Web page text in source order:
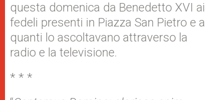
questa domenica da Benedetto XVI ai
fedeli presenti in Piazza San Pietro e a
quanti lo ascoltavano attraverso la
radio e la televisione.
* * *